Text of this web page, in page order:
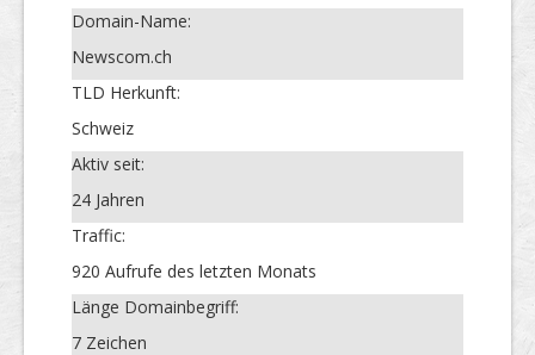
Domain-Name:
Newscom.ch
TLD Herkunft:
Schweiz
Aktiv seit:
24 Jahren
Traffic:
920 Aufrufe des letzten Monats
Länge Domainbegriff:
7 Zeichen